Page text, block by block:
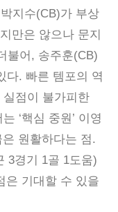
지수(CB)가 부상
만은 않으나 문지
불어, 송주훈(CB)
다. 빠른 템포의 역
점이 불가피한
‘핵심 중원’ 이영
원활하다는 점.
3경기 1골 1도움)
은 기대할 수 있을